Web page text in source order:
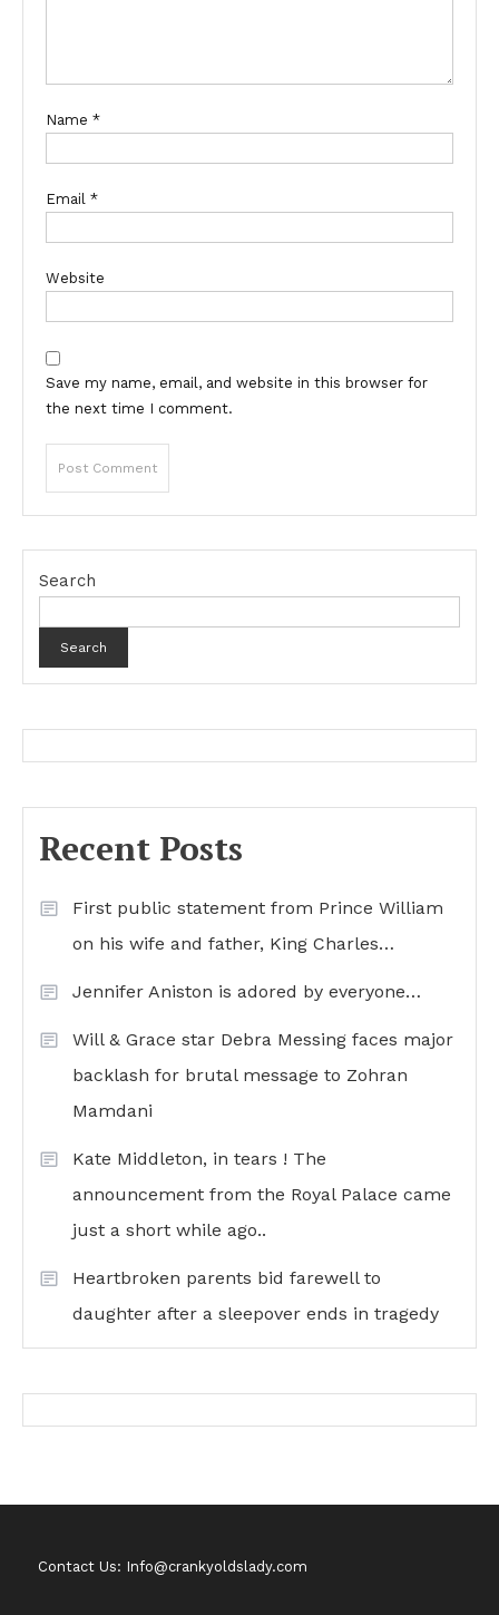
Name *
Email *
Website
Save my name, email, and website in this browser for
the next time I comment.
Search
Search
Recent Posts
First public statement from Prince William
on his wife and father, King Charles…
Jennifer Aniston is adored by everyone…
Will & Grace star Debra Messing faces major
backlash for brutal message to Zohran
Mamdani
Kate Middleton, in tears ! The
announcement from the Royal Palace came
just a short while ago..
Heartbroken parents bid farewell to
daughter after a sleepover ends in tragedy
Contact Us: Info@crankyoldslady.com